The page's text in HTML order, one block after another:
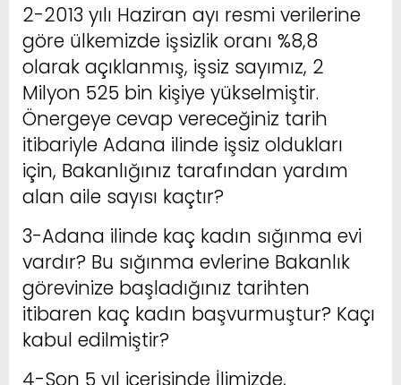
2-2013 yılı Haziran ayı resmi verilerine
göre ülkemizde işsizlik oranı %8,8
olarak açıklanmış, işsiz sayımız, 2
Milyon 525 bin kişiye yükselmiştir.
Önergeye cevap vereceğiniz tarih
itibariyle Adana ilinde işsiz oldukları
için, Bakanlığınız tarafından yardım
alan aile sayısı kaçtır?
3-Adana ilinde kaç kadın sığınma evi
vardır? Bu sığınma evlerine Bakanlık
görevinize başladığınız tarihten
itibaren kaç kadın başvurmuştur? Kaçı
kabul edilmiştir?
4-Son 5 yıl içerisinde İlimizde,